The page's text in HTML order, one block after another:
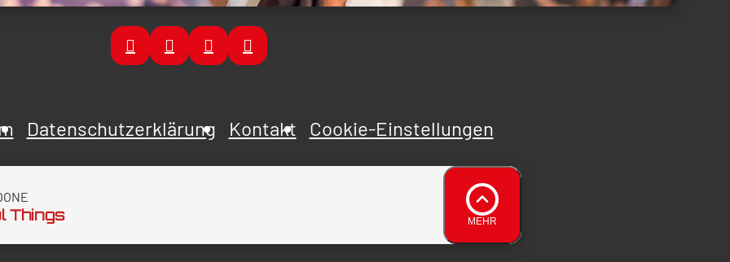
Datenschutzerklärung Kontakt Cookie-Einstellungen
Things